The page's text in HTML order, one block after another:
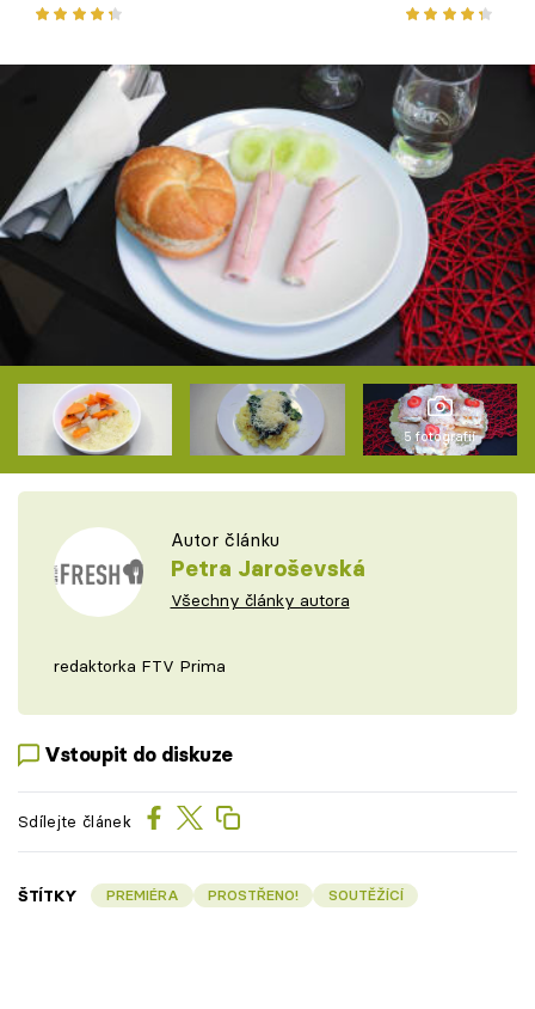
5 fotografií
Autor článku
Petra Jaroševská
Všechny články autora
redaktorka FTV Prima
Vstoupit do diskuze
Sdílejte článek
ŠTÍTKY PREMIÉRA PROSTŘENO! SOUTĚŽÍCÍ